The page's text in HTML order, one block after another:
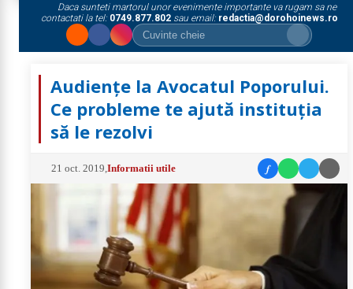
Daca sunteti martorul unor evenimente importante va rugam sa ne
contactati la tel: 0749.877.802sau email: redactia@dorohoinews.ro
Audienţe la Avocatul Poporului.
Ce probleme te ajută instituţia
să le rezolvi
21 oct. 2019 ,Informatii utile f